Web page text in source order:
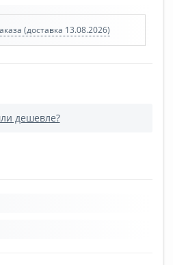
(доставка 13.08.2026)
дешевле?